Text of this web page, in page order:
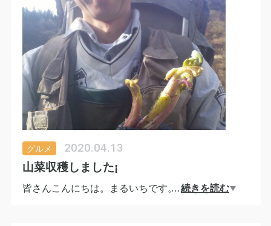
グルメ 2020.04.13
山菜収穫しました¡
皆さんこんにちは。まるいちです。
…続きを読む